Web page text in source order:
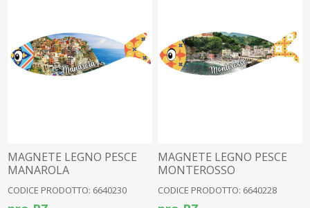
MAGNETE LEGNO PESCE
MANAROLA
CODICE PRODOTTO: 6640230
MAGNETE LEGNO PESCE
MONTEROSSO
CODICE PRODOTTO: 6640228